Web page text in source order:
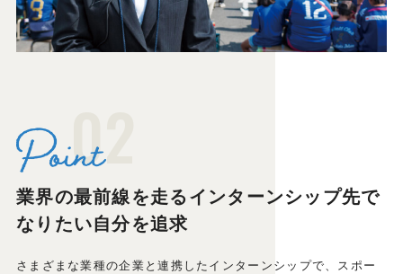
02
業界の最前線を走るインターンシップ先で
なりたい自分を追求
さまざまな業種の企業と連携したインターンシップで、スポー